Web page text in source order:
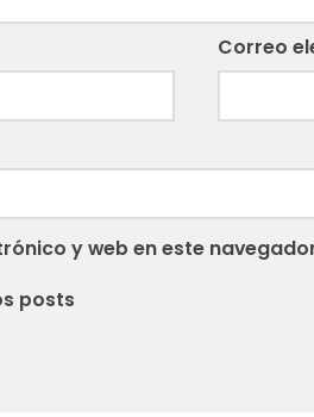
Correo
y web en este
posts